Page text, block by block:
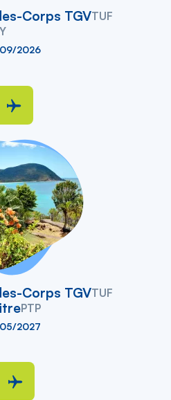
Corps TGVTUF
2026
Corps TGVTUF
PTP
2027